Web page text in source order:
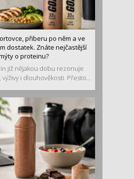
přiberu po něm a ve
dostatek. Znáte nejčastější
o proteinu?
již nějakou dobu rezonuje
i dlouhověkosti. Přesto...